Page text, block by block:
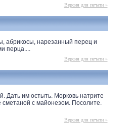
Версия для печати »
абрикосы, нарезанный перец и
перца....
Версия для печати »
Дать им остыть. Морковь натрите
сметаной с майонезом. Посолите.
Версия для печати »